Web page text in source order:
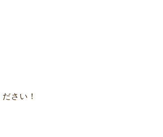
さい！